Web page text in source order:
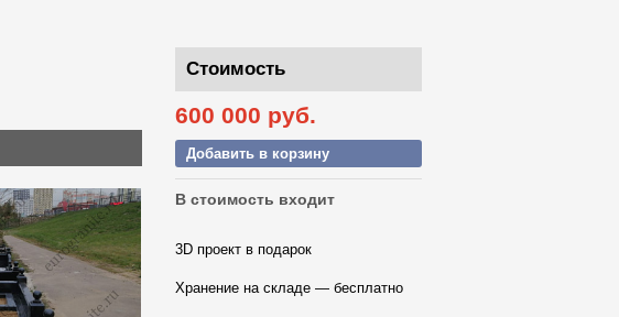
Стоимость
600 000 руб.
Добавить в корзину
В стоимость входит
3D проект в подарок
Хранение на складе — бесплатно